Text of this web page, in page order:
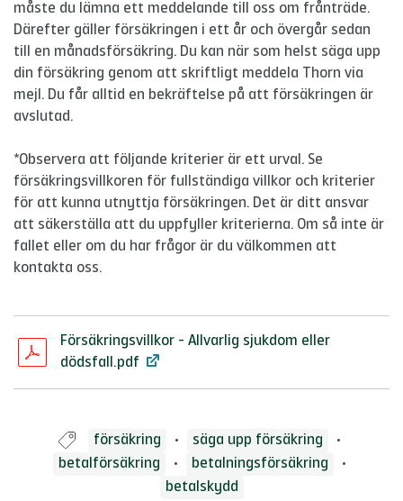
måste du lämna ett meddelande till oss om frånträde.
Därefter gäller försäkringen i ett år och övergår sedan
till en månadsförsäkring. Du kan när som helst säga upp
din försäkring genom att skriftligt meddela Thorn via
mejl. Du får alltid en bekräftelse på att försäkringen är
avslutad.
*Observera att följande kriterier är ett urval. Se
försäkringsvillkoren för fullständiga villkor och kriterier
för att kunna utnyttja försäkringen. Det är ditt ansvar
att säkerställa att du uppfyller kriterierna. Om så inte är
fallet eller om du har frågor är du välkommen att
kontakta oss.
Bifogade filer
Försäkringsvillkor - Allvarlig sjukdom eller
dödsfall.pdf
Guide taggad med:
försäkring
säga upp försäkring
betalförsäkring
betalningsförsäkring
betalskydd